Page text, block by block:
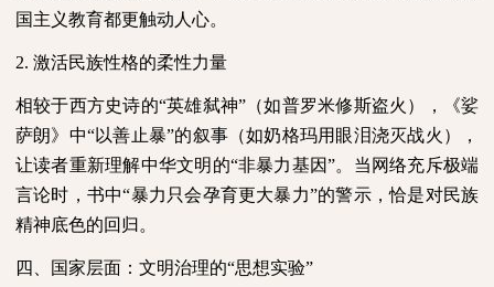
国主义教育都更触动人心。
2. 激活民族性格的柔性力量
相较于西方史诗的“英雄弑神”（如普罗米修斯盗火），《娑
萨朗》中“以善止暴”的叙事（如奶格玛用眼泪浇灭战火），
让读者重新理解中华文明的“非暴力基因”。当网络充斥极端
言论时，书中“暴力只会孕育更大暴力”的警示，恰是对民族
精神底色的回归。
四、国家层面：文明治理的“思想实验”